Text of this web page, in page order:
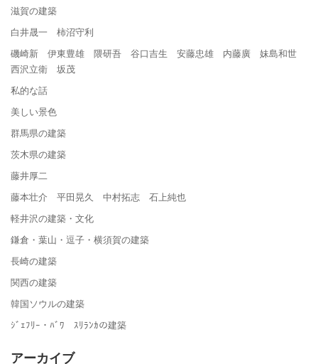
滋賀の建築
白井晟一 柿沼守利
磯崎新 伊東豊雄 隈研吾 谷口吉生 安藤忠雄 内藤廣 妹島和世
西沢立衛 坂茂
私的な話
美しい景色
群馬県の建築
茨木県の建築
藤井厚二
藤本壮介 平田晃久 中村拓志 石上純也
軽井沢の建築・文化
鎌倉・葉山・逗子・横須賀の建築
長崎の建築
関西の建築
韓国ソウルの建築
ｼﾞｪﾌﾘｰ・ﾊﾞﾜ ｽﾘﾗﾝｶの建築
アーカイブ